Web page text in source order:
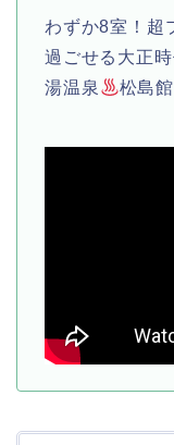
わずか8室！超
過ごせる大正
湯温泉
松島館